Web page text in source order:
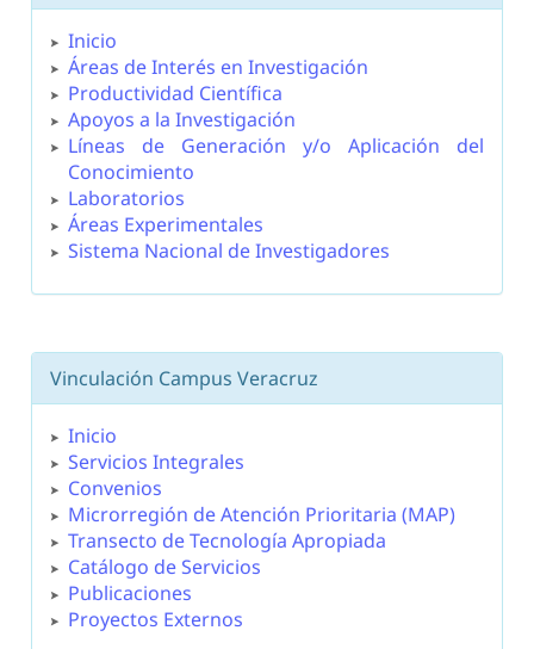
Inicio
Áreas de Interés en Investigación
Productividad Científica
Apoyos a la Investigación
Líneas de Generación y/o Aplicación del
Conocimiento
Laboratorios
Áreas Experimentales
Sistema Nacional de Investigadores
Vinculación Campus Veracruz
Inicio
Servicios Integrales
Convenios
Microrregión de Atención Prioritaria (MAP)
Transecto de Tecnología Apropiada
Catálogo de Servicios
Publicaciones
Proyectos Externos